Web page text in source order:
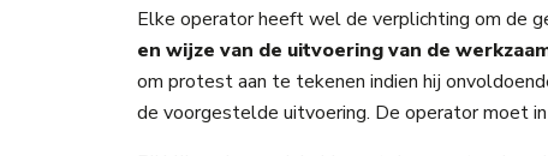
Elke operator heeft wel de verplichting om de
en wijze van de uitvoering van de
om protest aan te tekenen indien hij
de voorgestelde uitvoering. De operator moet